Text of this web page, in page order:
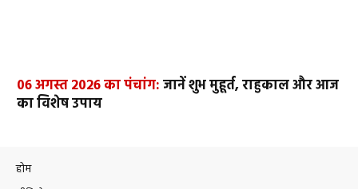
06 अगस्त 2026 का पंचांग:जानें शुभ मुहूर्त, राहुकाल और आज
का विशेष उपाय
होम